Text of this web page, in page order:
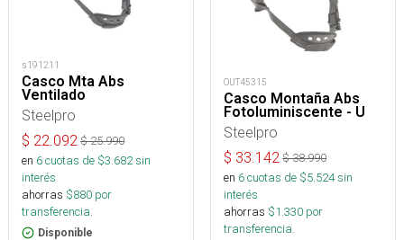
s191211
Casco Mta Abs
Ventilado
Steelpro
$ 22.092 $25.990
en 6cuotas de $3.682sin
interés
ahorras $880 por
transferencia.
Disponible
OUT45315
Casco Montaña Abs
Fotoluminiscente - U
Steelpro
$ 33.142 $38.990
en 6cuotas de $5.524sin
interés
ahorras $1.330 por
transferencia.